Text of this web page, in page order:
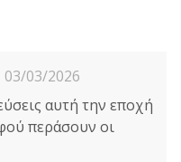
03/03/2026
αυτή την εποχή
περάσουν οι